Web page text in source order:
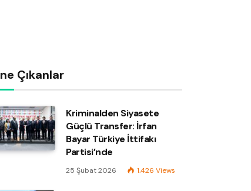
Çıkanlar
Kriminalden Siyasete
Güçlü Transfer: İrfan
Bayar Türkiye İttifakı
Partisi’nde
25 Şubat 2026 1.426 Views